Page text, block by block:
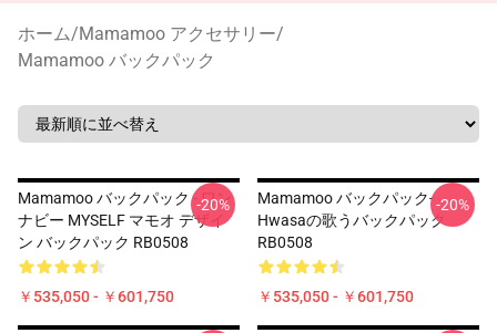
ホーム/Mamamoo アクセサリー/
Mamamoo バックパック
Mamamoo バックパック - ワン
ナビー MYSELF マモオ デザイ
ン バックパック RB0508
￥535,050 - ￥601,750
-20%
Mamamoo バックパック-
Hwasaの歌うバックパック
RB0508
￥535,050 - ￥601,750
-20%